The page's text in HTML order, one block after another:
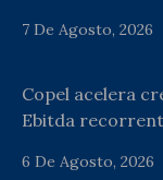
7 De Agosto, 2026
Copel acelera
Ebitda
6 De Agosto, 2026